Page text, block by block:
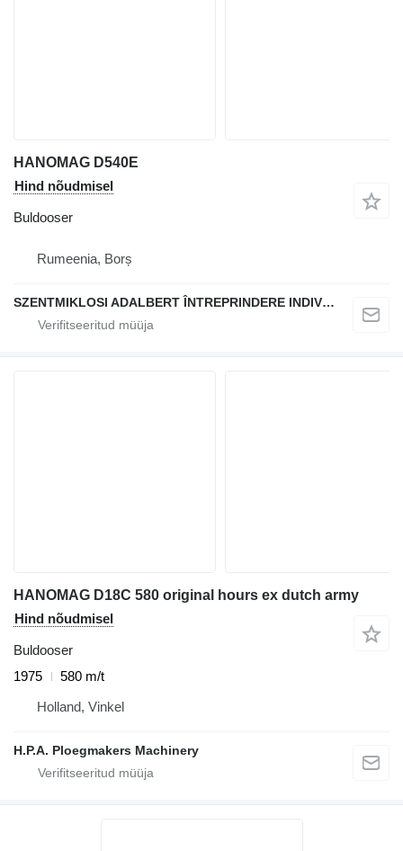
HANOMAG D540E
Hind nõudmisel
Buldooser
Rumeenia, Borș
SZENTMIKLOSI ADALBERT ÎNTREPRINDERE INDIVIDUALĂ
HANOMAG D18C 580 original hours ex dutch army
Hind nõudmisel
Buldooser
1975
580 m/t
Holland, Vinkel
H.P.A. Ploegmakers Machinery